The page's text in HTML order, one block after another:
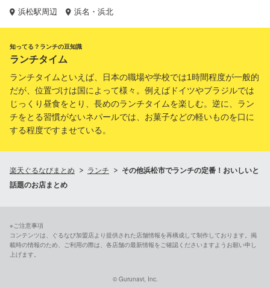
浜松駅周辺 浜名・浜北
知ってる？ランチの豆知識
ランチタイム
ランチタイムといえば、日本の職場や学校では1時間程度が一般的
だが、位置づけは国によって様々。例えばドイツやブラジルでは
じっくり昼食をとり、長めのランチタイムを楽しむ。逆に、ラン
チをとる習慣がないネパールでは、お菓子などの軽いものを口に
する程度ですませている。
楽天ぐるなびまとめ ランチ
その他浜松市でランチの定番！おいしいと
話題のお店まとめ
※ご注意事項
コンテンツは、ぐるなび加盟店より提供された店舗情報を再構成して制作しております。掲
載時の情報のため、ご利用の際は、各店舗の最新情報をご確認くださいますようお願い申し
上げます。
© Gurunavi, Inc.